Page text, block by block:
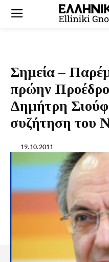
Σημεία –
πρώην
Δημήτρη
συζήτηση του
19.10.2011